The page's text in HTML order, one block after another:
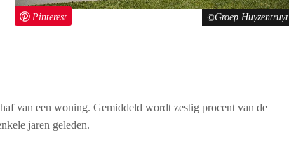
Groep Huyzentruyt
Pinterest
van een woning. Gemiddeld wordt zestig procent van de
jaren geleden.